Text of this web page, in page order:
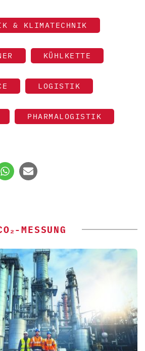
& KLIMATECHNIK
KÜHLKETTE
LOGISTIK
PHARMALOGISTIK
MESSUNG